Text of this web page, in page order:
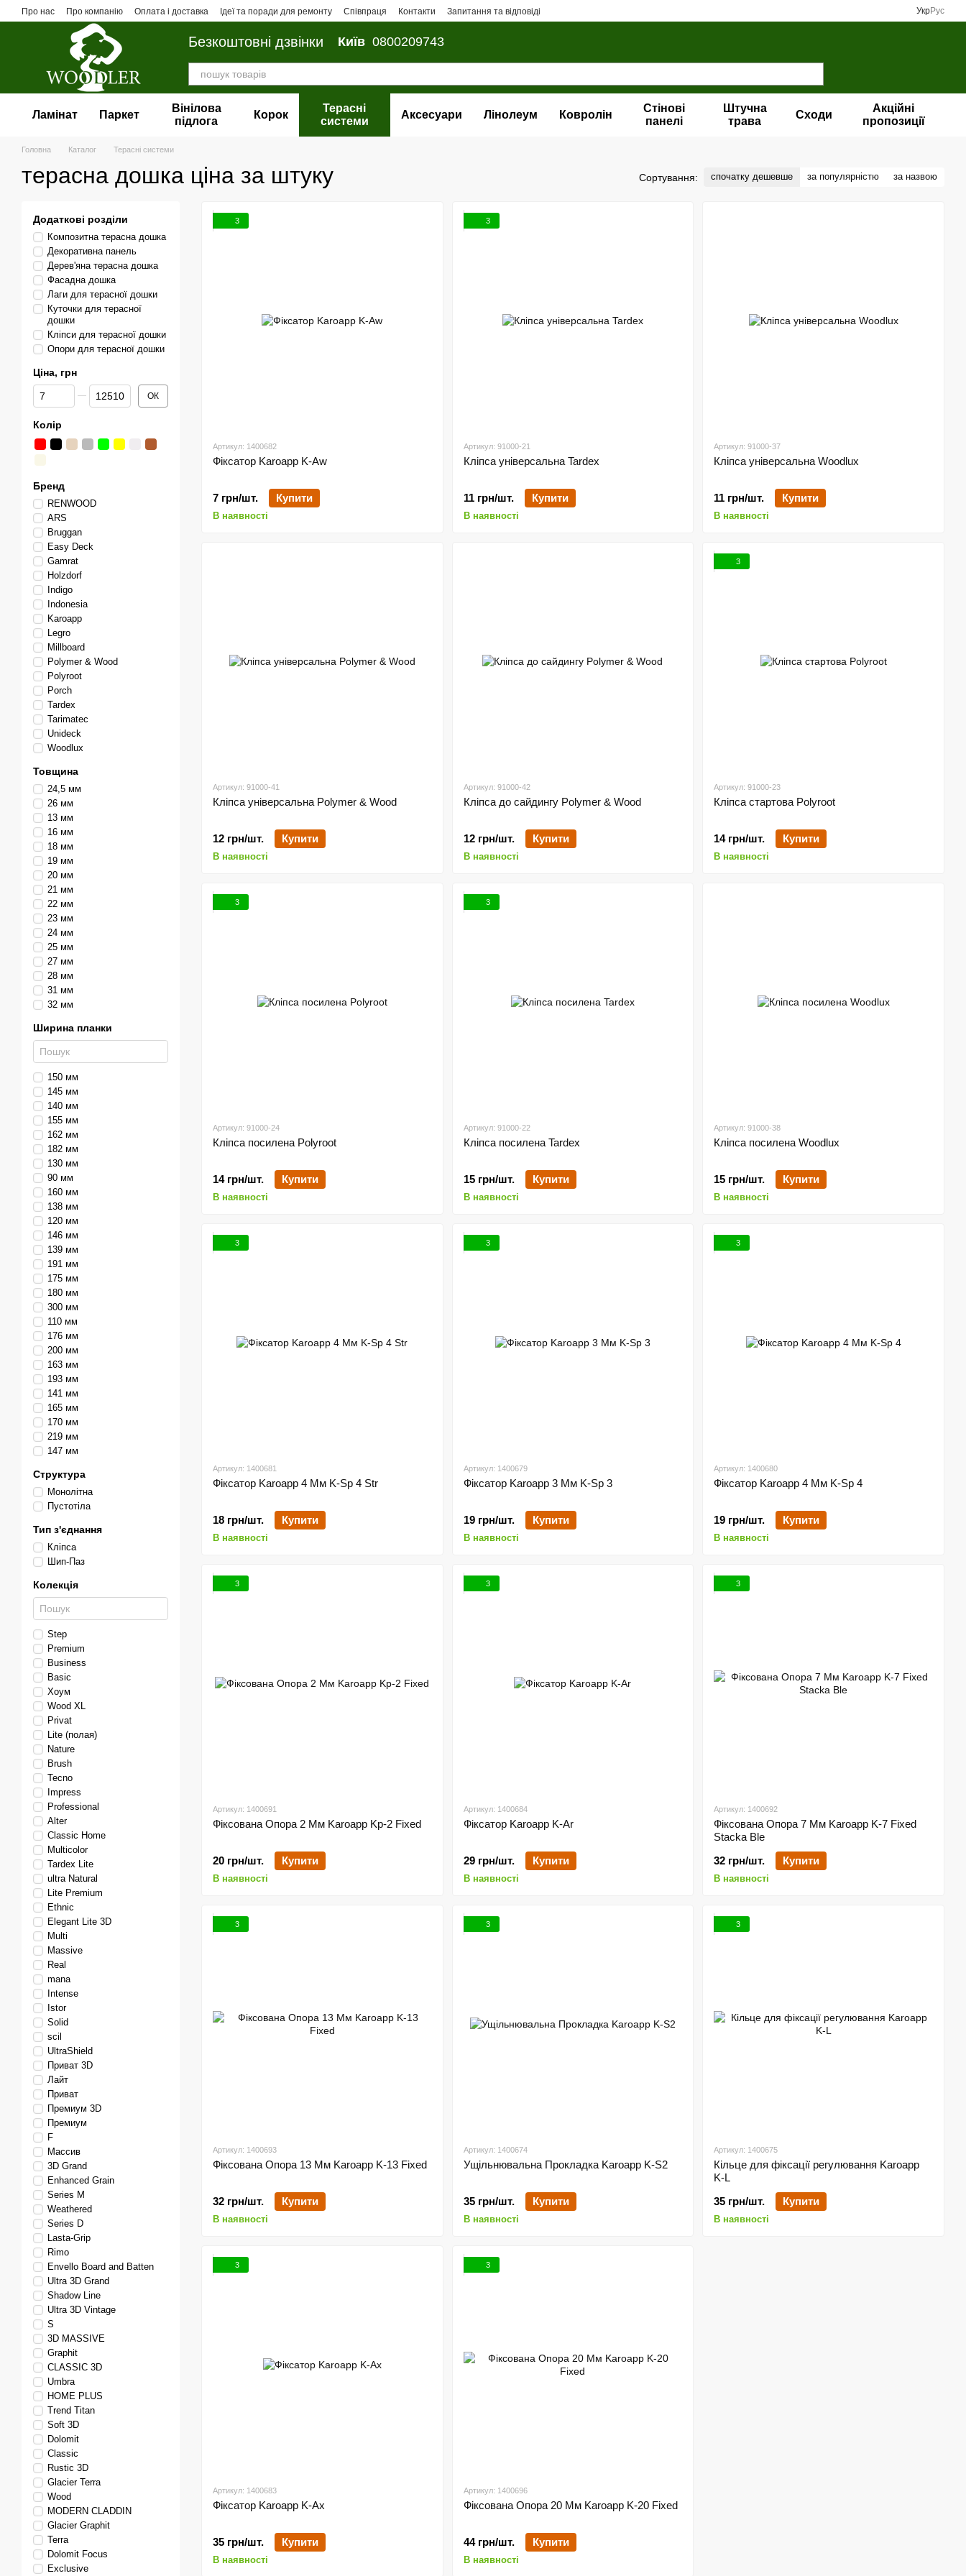
Перейти до основного контенту
Про нас Про компанію Оплата і доставка Ідеї та поради для ремонту Співпраця Контакти Запитання та відповіді УкрРус
Безкоштовні дзвінки Київ 0800209743
Ламінат Паркет
Вінілова
пiдлога
Корок
Терасні
системи
Аксесуари Лінолеум Ковролін
Стінові
панелі
Штучна
трава
Сходи
Акційні
пропозиції
Головна Каталог Терасні системи
терасна дошка ціна за штуку Сортування: спочатку дешевше за популярністю за назвою
3
Артикул: 1400682
Фіксатор Karoapp K-Aw
7 грн/шт. Купити
В наявності
3
Артикул: 91000-21
Кліпса універсальна Tardex
11 грн/шт. Купити
В наявності
Артикул: 91000-37
Кліпса універсальна Woodlux
11 грн/шт. Купити
В наявності
Артикул: 91000-41
Кліпса універсальна Polymer & Wood
12 грн/шт. Купити
В наявності
Артикул: 91000-42
Кліпса до сайдингу Polymer & Wood
12 грн/шт. Купити
В наявності
3
Артикул: 91000-23
Кліпса стартова Polyroot
14 грн/шт. Купити
В наявності
3
Артикул: 91000-24
Кліпса посилена Polyroot
14 грн/шт. Купити
В наявності
3
Артикул: 91000-22
Кліпса посилена Tardex
15 грн/шт. Купити
В наявності
Артикул: 91000-38
Кліпса посилена Woodlux
15 грн/шт. Купити
В наявності
3
Артикул: 1400681
Фіксатор Karoapp 4 Мм K-Sp 4 Str
18 грн/шт. Купити
В наявності
3
Артикул: 1400679
Фіксатор Karoapp 3 Мм K-Sp 3
19 грн/шт. Купити
В наявності
3
Артикул: 1400680
Фіксатор Karoapp 4 Мм K-Sp 4
19 грн/шт. Купити
В наявності
3
Артикул: 1400691
Фіксована Опора 2 Мм Karoapp Kp-2 Fixed
20 грн/шт. Купити
В наявності
3
Артикул: 1400684
Фіксатор Karoapp K-Ar
29 грн/шт. Купити
В наявності
3
Артикул: 1400692
Фіксована Опора 7 Мм Karoapp K-7 Fixed
Stacka Ble
32 грн/шт.
Купити
В наявності
3
Артикул: 1400693
Фіксована Опора 13 Мм Karoapp K-13 Fixed
32 грн/шт. Купити
В наявності
3
Артикул: 1400674
Ущільнювальна Прокладка Karoapp K-S2
35 грн/шт. Купити
В наявності
3
Артикул: 1400675
Кільце для фіксації регулювання Karoapp
K-L
35 грн/шт.
Купити
В наявності
3
Артикул: 1400683
Фіксатор Karoapp K-Ax
35 грн/шт. Купити
В наявності
3
Артикул: 1400696
Фіксована Опора 20 Мм Karoapp K-20 Fixed
44 грн/шт. Купити
В наявності
Додаткові розділи
Композитна терасна дошка
Декоративна панель
Дерев'яна терасна дошка
Фасадна дошка
Лаги для терасної дошки
Куточки для терасної
дошки
Кліпси для терасної дошки
Опори для терасної дошки
Ціна, грн
Від Ціна, грн
До Ціна, грн ОК
Колір
Бренд
RENWOOD
ARS
Bruggan
Easy Deck
Gamrat
Holzdorf
Indigo
Indonesia
Karoapp
Legro
Millboard
Polymer & Wood
Polyroot
Porch
Tardex
Tarimatec
Unideck
Woodlux
Товщина
24,5 мм
26 мм
13 мм
16 мм
18 мм
19 мм
20 мм
21 мм
22 мм
23 мм
24 мм
25 мм
27 мм
28 мм
31 мм
32 мм
Ширина планки
150 мм
145 мм
140 мм
155 мм
162 мм
182 мм
130 мм
90 мм
160 мм
138 мм
120 мм
146 мм
139 мм
191 мм
175 мм
180 мм
300 мм
110 мм
176 мм
200 мм
163 мм
193 мм
141 мм
165 мм
170 мм
219 мм
147 мм
Структура
Монолітна
Пустотіла
Тип з'єднання
Кліпса
Шип-Паз
Колекція
Step
Premium
Business
Basic
Хоум
Wood XL
Privat
Lite (полая)
Nature
Brush
Tecno
Impress
Professional
Alter
Classic Home
Multicolor
Tardex Lite
ultra Natural
Lite Premium
Ethnic
Elegant Lite 3D
Multi
Massive
Real
mana
Intense
Istor
Solid
scil
UltraShield
Приват 3D
Лайт
Приват
Премиум 3D
Премиум
F
Массив
3D Grand
Enhanced Grain
Series М
Weathered
Series D
Lasta-Grip
Rimo
Envello Board and Batten
Ultra 3D Grand
Shadow Line
Ultra 3D Vintage
S
3D MASSIVE
Graphit
CLASSIC 3D
Umbra
HOME PLUS
Trend Titan
Soft 3D
Dolomit
Classic
Rustic 3D
Glacier Terra
Wood
MODERN CLADDIN
Glacier Graphit
Terra
Dolomit Focus
Exclusive